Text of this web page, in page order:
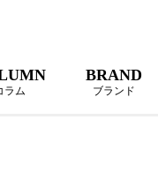
ラム
BRAND
ブランド